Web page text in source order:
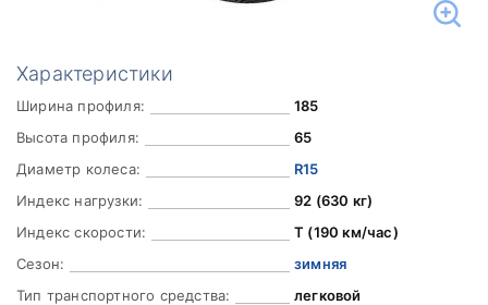
Характеристики
Ширина профиля:
185
Высота профиля:
65
Диаметр колеса:
R15
Индекс нагрузки:
92 (630 кг)
Индекс скорости:
T (190 км/час)
Сезон:
зимняя
Тип транспортного средства:
легковой